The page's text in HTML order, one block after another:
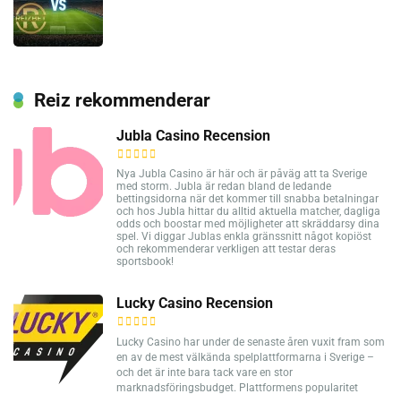
Reiz rekommenderar
Jubla Casino Recension
Nya Jubla Casino är här och är påväg att ta Sverige
med storm. Jubla är redan bland de ledande
bettingsidorna när det kommer till snabba betalningar
och hos Jubla hittar du alltid aktuella matcher, dagliga
odds och boostar med möjligheter att skräddarsy dina
spel. Vi diggar Jublas enkla gränssnitt något kopiöst
och rekommenderar verkligen att testar deras
sportsbook!
Lucky Casino Recension
Lucky Casino har under de senaste åren vuxit fram som
en av de mest välkända spelplattformarna i Sverige –
och det är inte bara tack vare en stor
marknadsföringsbudget. Plattformens popularitet